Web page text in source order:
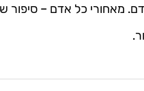
מאחורי כל אדם – סיפור